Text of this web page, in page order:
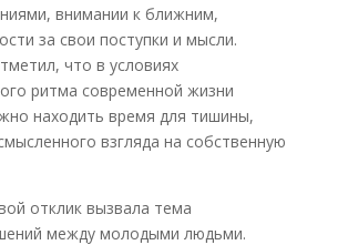
внимании к ближним,
за свои поступки и мысли.
что в условиях
ритма современной жизни
находить время для тишины,
взгляда на собственную
отклик вызвала тема
между молодыми людьми.